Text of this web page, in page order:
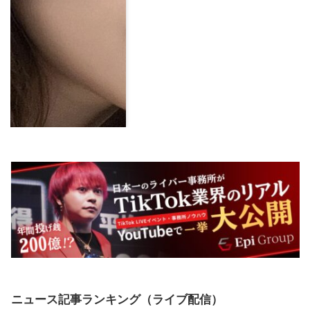
ニュース記事ランキング（ライブ配信）